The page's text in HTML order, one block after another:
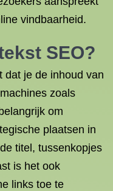
vindbaarheid.
SEO?
dat je de inhoud van
zoals
om
plaatsen in
titel, tussenkopjes
is het ook
links toe te